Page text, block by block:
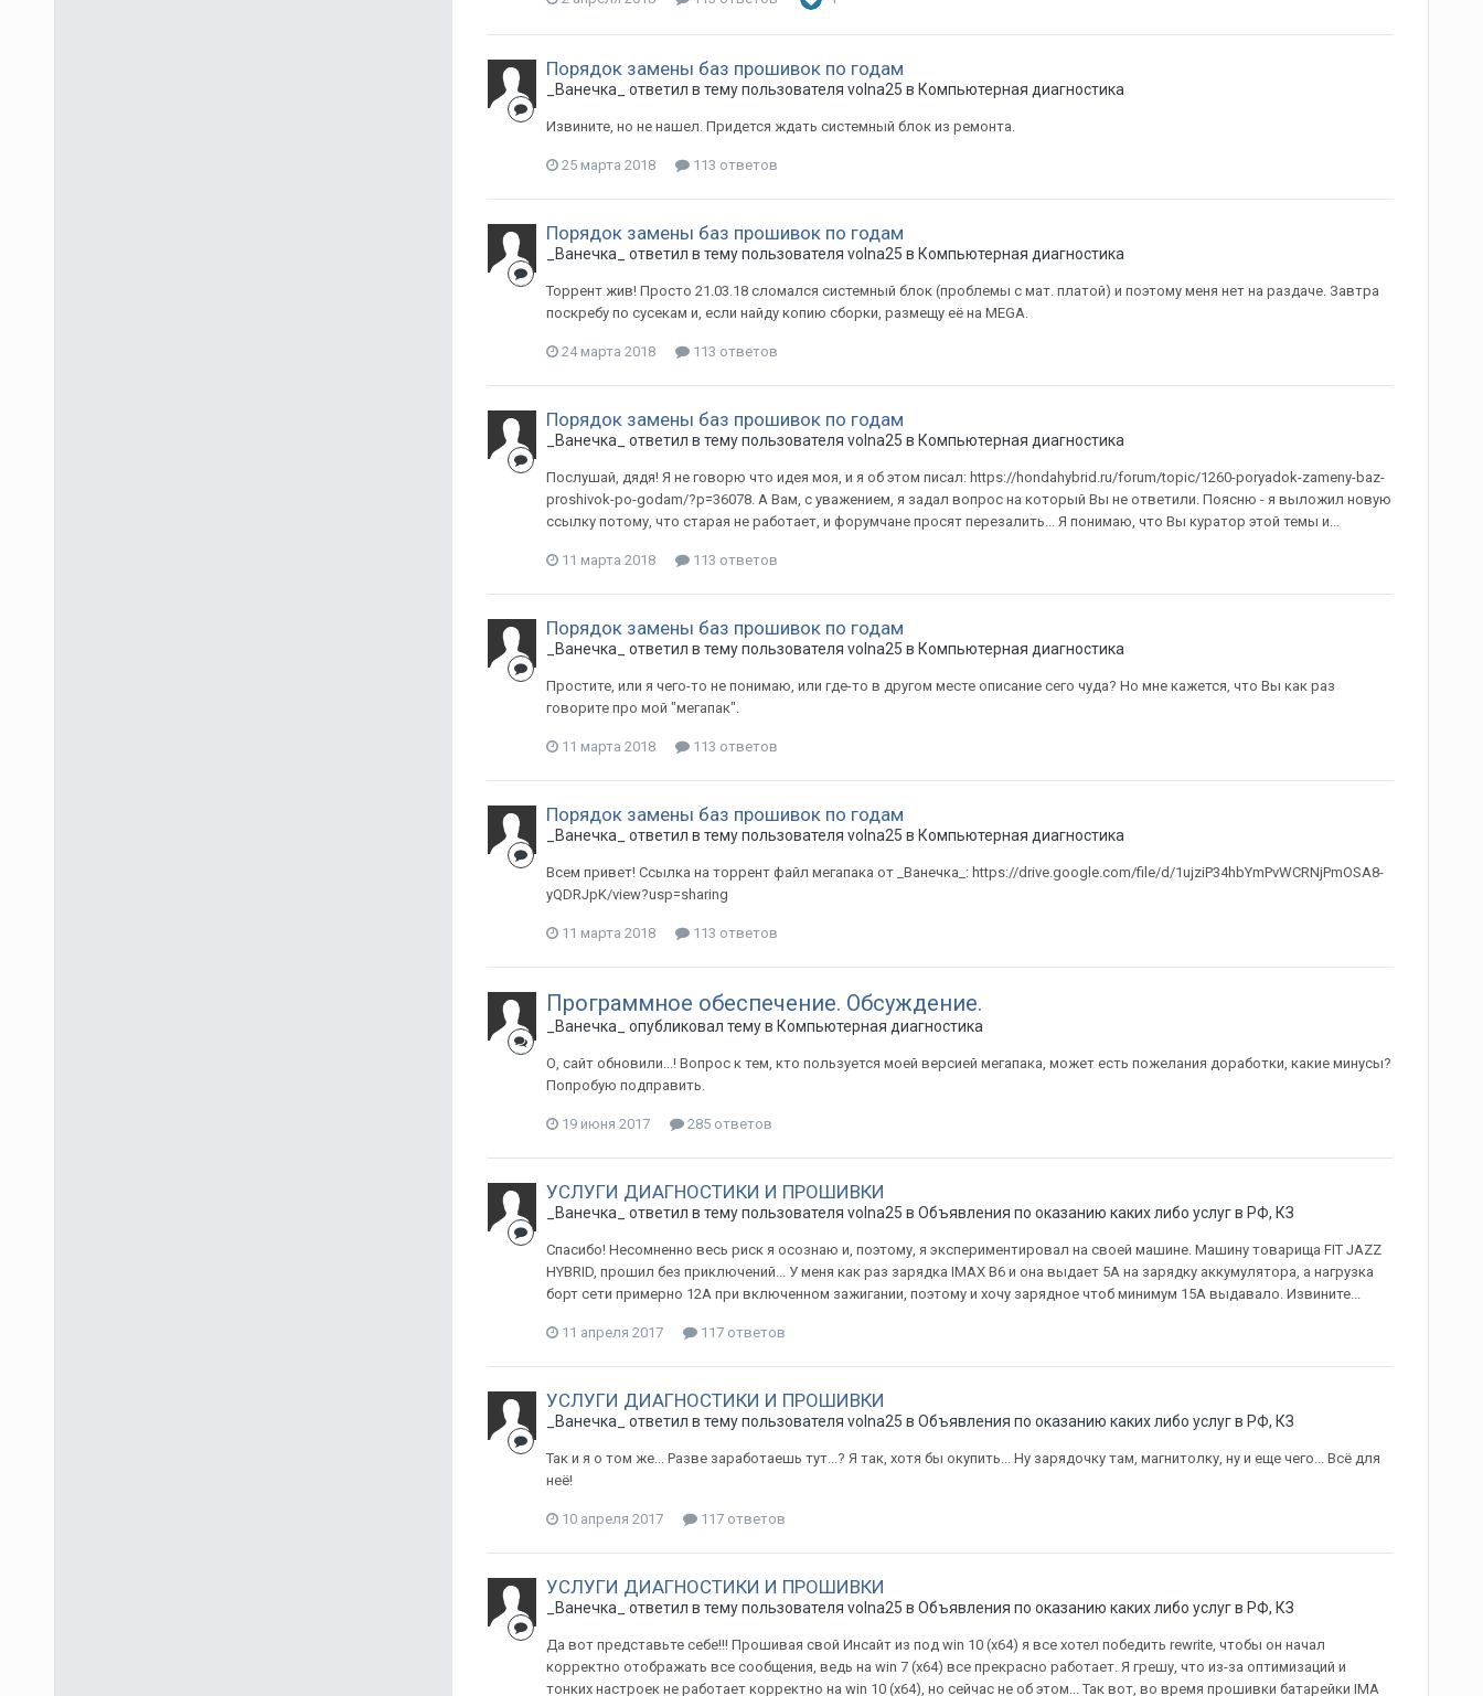
Порядок замены баз прошивок по годам
_Ванечка_ ответил в тему пользователя volna25 в Компьютерная диагностика
Извините, но не нашел. Придется ждать системный блок из ремонта.
25 марта 2018 113 ответов
Порядок замены баз прошивок по годам
_Ванечка_ ответил в тему пользователя volna25 в Компьютерная диагностика
Торрент жив! Просто 21.03.18 сломался системный блок (проблемы с мат. платой) и поэтому меня нет на раздаче. Завтра
поскребу по сусекам и, если найду копию сборки, размещу её на MEGA.
24 марта 2018 113 ответов
Порядок замены баз прошивок по годам
_Ванечка_ ответил в тему пользователя volna25 в Компьютерная диагностика
Послушай, дядя! Я не говорю что идея моя, и я об этом писал: https://hondahybrid.ru/forum/topic/1260-poryadok-zameny-baz-
proshivok-po-godam/?p=36078. А Вам, с уважением, я задал вопрос на который Вы не ответили. Поясню - я выложил новую
ссылку потому, что старая не работает, и форумчане просят перезалить... Я понимаю, что Вы куратор этой темы и...
11 марта 2018 113 ответов
Порядок замены баз прошивок по годам
_Ванечка_ ответил в тему пользователя volna25 в Компьютерная диагностика
Простите, или я чего-то не понимаю, или где-то в другом месте описание сего чуда? Но мне кажется, что Вы как раз
говорите про мой "мегапак".
11 марта 2018 113 ответов
Порядок замены баз прошивок по годам
_Ванечка_ ответил в тему пользователя volna25 в Компьютерная диагностика
Всем привет! Ссылка на торрент файл мегапака от _Ванечка_: https://drive.google.com/file/d/1ujziP34hbYmPvWCRNjPmOSA8-
yQDRJpK/view?usp=sharing
11 марта 2018 113 ответов
Программное обеспечение. Обсуждение.
_Ванечка_ опубликовал тему в Компьютерная диагностика
О, сайт обновили...! Вопрос к тем, кто пользуется моей версией мегапака, может есть пожелания доработки, какие минусы?
Попробую подправить.
19 июня 2017 285 ответов
УСЛУГИ ДИАГНОСТИКИ И ПРОШИВКИ
_Ванечка_ ответил в тему пользователя volna25 в Объявления по оказанию каких либо услуг в РФ, КЗ
Спасибо! Несомненно весь риск я осознаю и, поэтому, я экспериментировал на своей машине. Машину товарища FIT JAZZ
HYBRID, прошил без приключений... У меня как раз зарядка IMAX B6 и она выдает 5А на зарядку аккумулятора, а нагрузка
борт сети примерно 12А при включенном зажигании, поэтому и хочу зарядное чтоб минимум 15А выдавало. Извините...
11 апреля 2017 117 ответов
УСЛУГИ ДИАГНОСТИКИ И ПРОШИВКИ
_Ванечка_ ответил в тему пользователя volna25 в Объявления по оказанию каких либо услуг в РФ, КЗ
Так и я о том же... Разве заработаешь тут...? Я так, хотя бы окупить... Ну зарядочку там, магнитолку, ну и еще чего... Всё для
неё!
10 апреля 2017 117 ответов
УСЛУГИ ДИАГНОСТИКИ И ПРОШИВКИ
_Ванечка_ ответил в тему пользователя volna25 в Объявления по оказанию каких либо услуг в РФ, КЗ
Да вот представьте себе!!! Прошивая свой Инсайт из под win 10 (x64) я все хотел победить rewrite, чтобы он начал
корректно отображать все сообщения, ведь на win 7 (x64) все прекрасно работает. Я грешу, что из-за оптимизаций и
тонких настроек не работает корректно на win 10 (x64), но сейчас не об этом... Так вот, во время прошивки батарейки IMA